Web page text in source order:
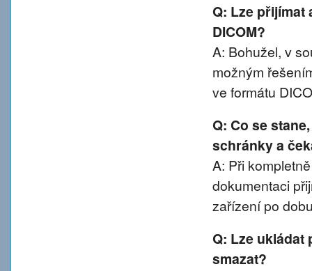
Q: Lze přijímat
DICOM?
A: Bohužel, v
možným
ve formátu
Q: Co se
schránky a
A: Při
dokumentaci
zařízení po
Q: Lze
smazat?